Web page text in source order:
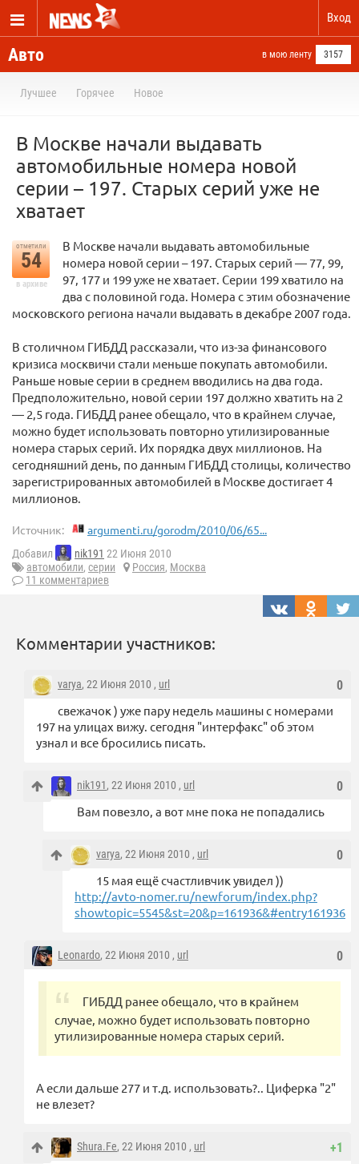
Вход
Авто в мою ленту 3157
Лучшее Горячее Новое
В Москве начали выдавать
автомобильные номера новой
серии – 197. Старых серий уже не
хватает
отметили
54
в архиве
В Москве начали выдавать автомобильные
номера новой серии – 197. Старых серий — 77, 99,
97, 177 и 199 уже не хватает. Серии 199 хватило на
два с половиной года. Номера с этим обозначение
московского региона начали выдавать в декабре 2007 года.
В столичном ГИБДД рассказали, что из-за финансового
кризиса москвичи стали меньше покупать автомобили.
Раньше новые серии в среднем вводились на два года.
Предположительно, новой серии 197 должно хватить на 2
— 2,5 года. ГИБДД ранее обещало, что в крайнем случае,
можно будет использовать повторно утилизированные
номера старых серий. Их порядка двух миллионов. На
сегодняшний день, по данным ГИБДД столицы, количество
зарегистрированных автомобилей в Москве достигает 4
миллионов.
Источник: argumenti.ru/gorodm/2010/06/65...
Добавил nik191 22 Июня 2010
автомобили, серии Россия, Москва
11 комментариев
Комментарии участников:
0
varya, 22 Июня 2010 , url
свежачок ) уже пару недель машины с номерами
197 на улицах вижу. сегодня "интерфакс" об этом
узнал и все бросились писать.
0
nik191, 22 Июня 2010 , url
Вам повезло, а вот мне пока не попадались
0
varya, 22 Июня 2010 , url
15 мая ещё счастливчик увидел ))
http://avto-nomer.ru/newforum/index.php?
showtopic=5545&st=20&p=161936&#entry161936
0
Leonardo, 22 Июня 2010 , url
ГИБДД ранее обещало, что в крайнем
случае, можно будет использовать повторно
утилизированные номера старых серий.
А если дальше 277 и т.д. использовать?.. Циферка "2"
не влезет?
+1
Shura.Fe, 22 Июня 2010 , url